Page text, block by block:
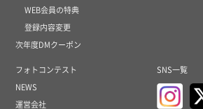
WEB会員の特典
登録内容変更
次年度DMクーポン
フォトコンテスト
NEWS
運営会社
SNS一覧